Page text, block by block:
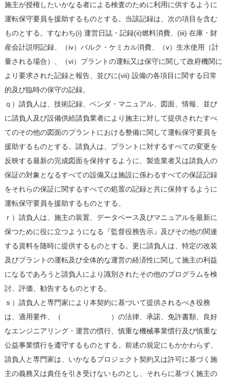
施主が授権したいかなる者による検査のために利用に供するように
運転保守要員を援助するものとする。当該記録は、次の項目を含む
ものとする。すなわち(i) 運営日誌・記録(ii)燃料消費、(iii) 在庫・財
産会計説明記録、（iv）バルク・ケミカル消費、（v）生水使用（計
量される場合）、（vi）プラントの運転又は保守に関して政府機関に
より要求された記録と報告、並びに(vii) 設備の各項目に関する日常
的及び臨時の保守の記録。
ｑ）請負人は、技術記録、ベンダ・マニュアル、図面、情報、並び
に請負人及び設備供給請負業者により施主に対して提供されたすべ
てのその他の図面のプラントにおける整備に関して運転保守要員を
援助するものとする。請負人は、プラントに対するすべての変更を
反映する最新の完成図面を保持するように、製造業者又は請負人の
保証の対象となるすべての設備又は施設に係わるすべての保証記録
をそれらの保証に関するすべての処置の記録と共に保持するように
運転保守要員を援助するものとする。
ｒ）請負人は、施主の装置、データベース及びマニュアルを最新に
保つために役に立つようになる『監督役務告示』及びその他の関連
する資料を随時に提供するものとする。更に請負人は、特定の改装
及びプラントの運転及び全体的な運営の経済性に関して施主の利益
になるであろうと請負人により識別されたその他のプログラムを検
討、評価、勧告するものとする。
ｓ）請負人と専門家により本契約に基づいて提供されるべき役務
は、適用要件、（ ）の法律、承諾、免許書類、良好
なエンジニアリング・運営の慣行、慎重な機械事業慣行及び慎重な
公益事業慣行を遵守するものとする。前述の規定にもかかわらず、
請負人と専門家は、いかなるプロジェクト契約又は許可に基づく施
主の義務又は責任を引き受けないものとし、それらに基づく施主の